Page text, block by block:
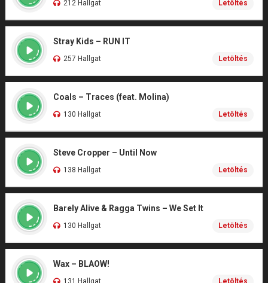
212 Hallgat Letöltés
Stray Kids – RUN IT
257 Hallgat Letöltés
Coals – Traces (feat. Molina)
130 Hallgat Letöltés
Steve Cropper – Until Now
138 Hallgat Letöltés
Barely Alive & Ragga Twins – We Set It
130 Hallgat Letöltés
Wax – BLAOW!
131 Hallgat Letöltés